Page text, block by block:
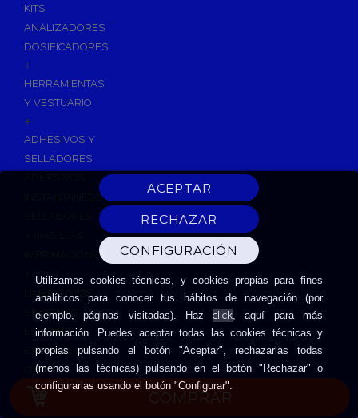
Utilizamos cookies técnicas, y cookies propias para fines
analíticos para conocer tus hábitos de navegación (por
ejemplo, páginas visitadas). Hazclick, aquí para más
información. Puedes aceptar todas las cookies técnicas y
propias pulsando el botón "Aceptar", rechazarlas todas
(menos las técnicas) pulsando en el botón "Rechazar" o
configurarlas usando el botón "Configurar".
KITS
ANALIZADORES
DOSIFICADORES
+
HERRAMIENTAS
Y VESTUARIO
+
ADHESIVOS Y
SELLADORES
INSTANTANEOS
IMPRIMACIONES
LIMPIADORES
SILICONAS
ESPUMAS DE
EXPANSIÓN
CINTAS
ADHESIVAS
HERRAMIENTAS
COMPRAR